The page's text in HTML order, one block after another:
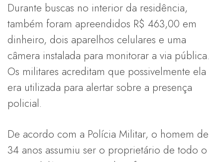
Durante buscas no interior da residência,
também foram apreendidos R$ 463,00 em
dinheiro, dois aparelhos celulares e uma
câmera instalada para monitorar a via pública.
Os militares acreditam que possivelmente ela
era utilizada para alertar sobre a presença
policial.
De acordo com a Polícia Militar, o homem de
34 anos assumiu ser o proprietário de todo o